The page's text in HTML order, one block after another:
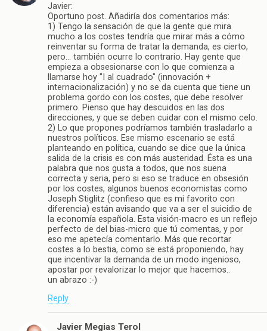
Javier:
Oportuno post. Añadiría dos comentarios más:
1) Tengo la sensación de que la gente que mira
mucho a los costes tendría que mirar más a cómo
reinventar su forma de tratar la demanda, es cierto,
pero… también ocurre lo contrario. Hay gente que
empieza a obsesionarse con lo que comienza a
llamarse hoy "I al cuadrado" (innovación +
internacionalización) y no se da cuenta que tiene un
problema gordo con los costes, que debe resolver
primero. Pienso que hay descuidos en las dos
direcciones, y que se deben cuidar con el mismo celo.
2) Lo que propones podríamos también trasladarlo a
nuestros políticos. Ese mismo escenario se está
planteando en política, cuando se dice que la única
salida de la crisis es con más austeridad. Ésta es una
palabra que nos gusta a todos, que nos suena
correcta y seria, pero si eso se traduce en obsesión
por los costes, algunos buenos economistas como
Joseph Stiglitz (confieso que es mi favorito con
diferencia) están avisando que va a ser el suicidio de
la economía española. Esta visión-macro es un reflejo
perfecto de del bias-micro que tú comentas, y por
eso me apetecía comentarlo. Más que recortar
costes a lo bestia, como se está proponiendo, hay
que incentivar la demanda de un modo ingenioso,
apostar por revalorizar lo mejor que hacemos..
un abrazo :-)
Reply
Javier Megias Terol